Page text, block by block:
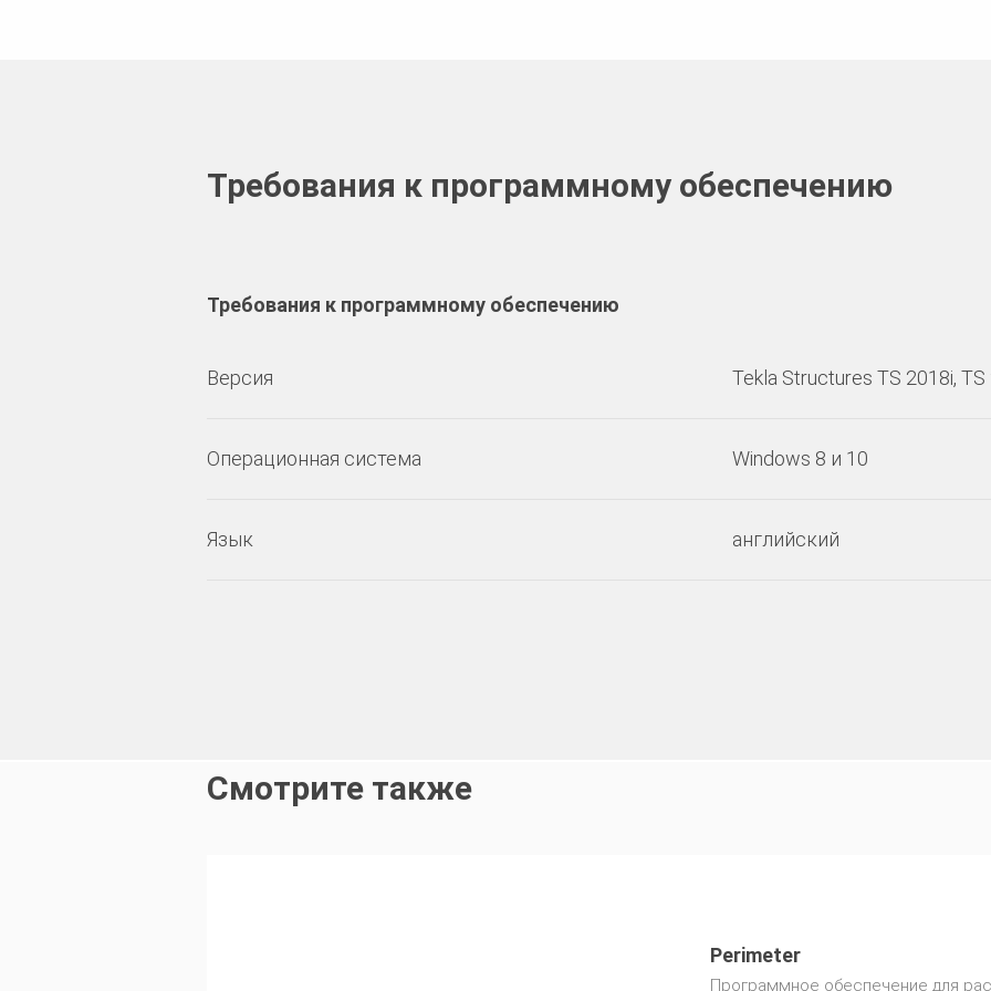
Требования к программному обеспечению
Требования к программному обеспечению
Версия Tekla Structures TS 2018i,
Операционная система Windows 8 и 10
Язык английский
Смотрите также
Perimeter
Программное обеспечение для